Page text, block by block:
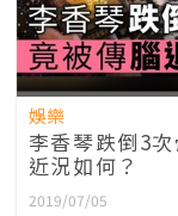
娛樂
李香琴跌倒3
近況如何？
2019/07/05